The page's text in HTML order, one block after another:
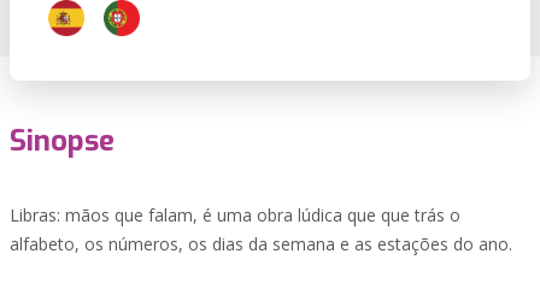
Sinopse
Libras: mãos que falam, é uma obra lúdica que que trás o
alfabeto, os números, os dias da semana e as estações do ano.